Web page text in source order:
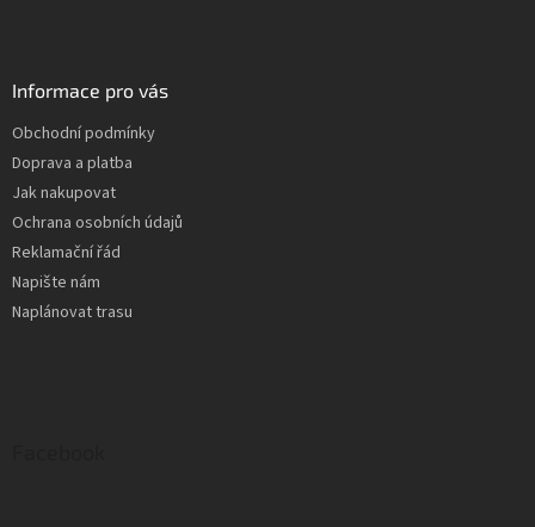
Informace pro vás
Obchodní podmínky
Doprava a platba
Jak nakupovat
Ochrana osobních údajů
Reklamační řád
Napište nám
Naplánovat trasu